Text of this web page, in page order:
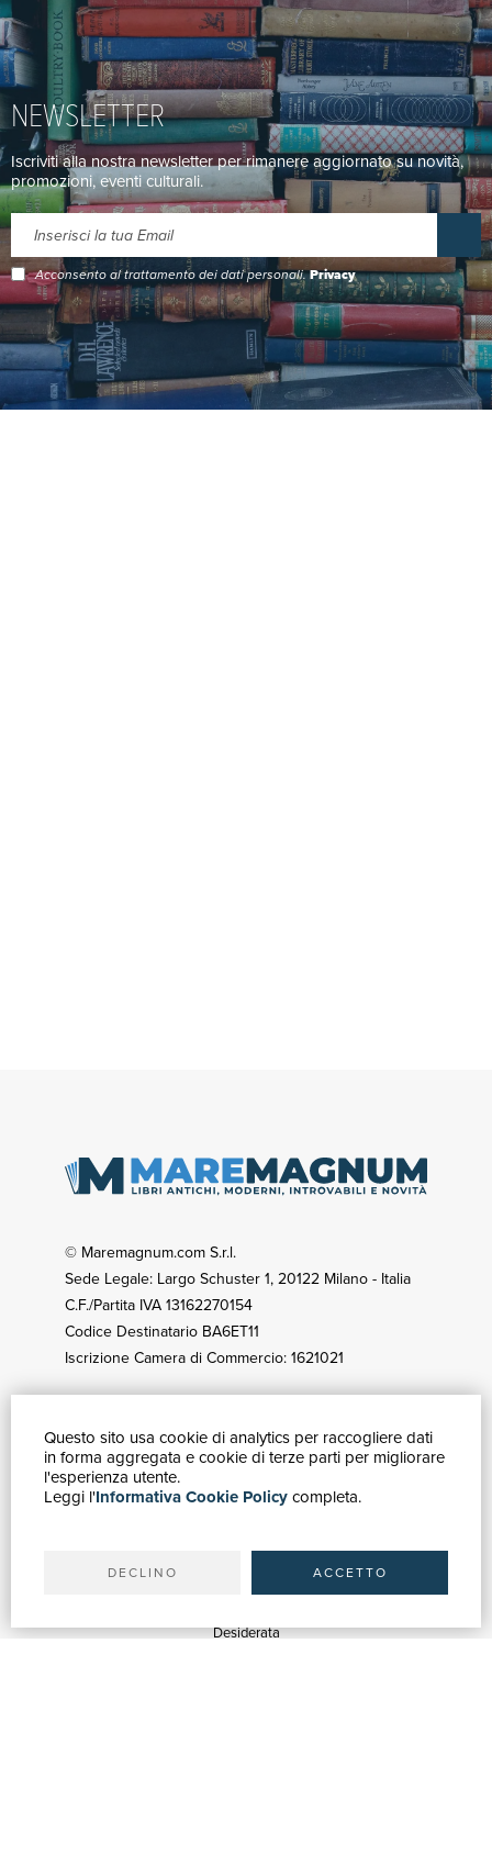
Questo sito usa cookie di analytics per raccogliere dati
in forma aggregata e cookie di terze parti per migliorare
l'esperienza utente.
Leggi l'Informativa Cookie Policycompleta.
DECLINO ACCETTO
NEWSLETTER
Iscriviti alla nostra newsletter per rimanere aggiornato su novità,
promozioni, eventi culturali.
Acconsento al trattamento dei dati personali.Privacy
© Maremagnum.com S.r.l.
Sede Legale: Largo Schuster 1, 20122 Milano - Italia
C.F./Partita IVA 13162270154
Codice Destinatario BA6ET11
Iscrizione Camera di Commercio: 1621021
GUIDA ACQUISTI
Catalogo
Ricerca avanzata
Spedizioni
Desiderata